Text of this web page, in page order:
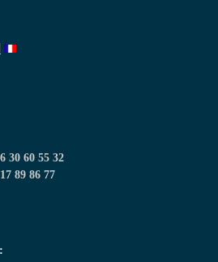
30 60 55 32
89 86 77